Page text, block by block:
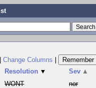
Change Columns
Resolution ▼ Sev ▲
WONT nor